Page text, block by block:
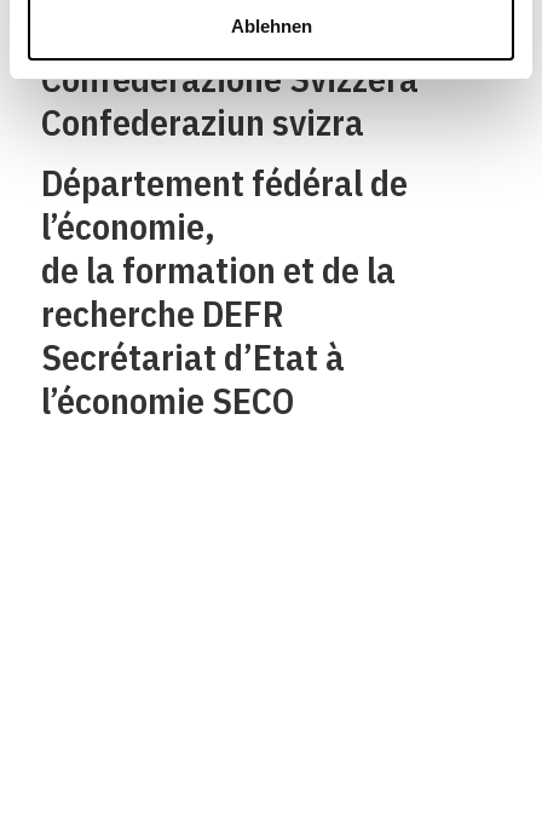
Ablehnen
Confédération suisse
Confederazione Svizzera
Confederaziun svizra
Département fédéral de
l’économie,
de la formation et de la
recherche DEFR
Secrétariat d’Etat à
l’économie SECO